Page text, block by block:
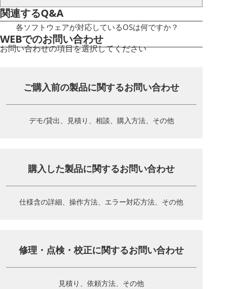
関連するQ&A
各ソフトウェアが対応しているOSは何ですか？
WEBでのお問い合わせ
お問い合わせの項目を選択してください
ご購入前の製品に関するお問い合わせ
デモ/貸出、見積り、相談、 購入方法、その他
購入した製品に関するお問い合わせ
仕様含の詳細、操作方法、 エラー対応方法、その他
修理・点検・校正に関するお問い合わせ
見積り、依頼方法、その他